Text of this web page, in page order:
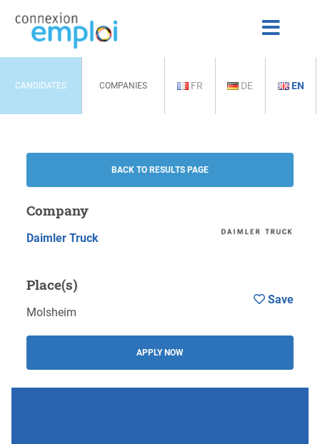
CANDIDATES COMPANIES FR DE EN
BACK TO RESULTS PAGE
Company
Daimler Truck
Place(s)
Molsheim
APPLY NOW
Save